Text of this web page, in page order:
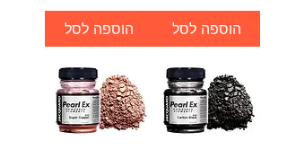
הוספה לסל הוספה לסל